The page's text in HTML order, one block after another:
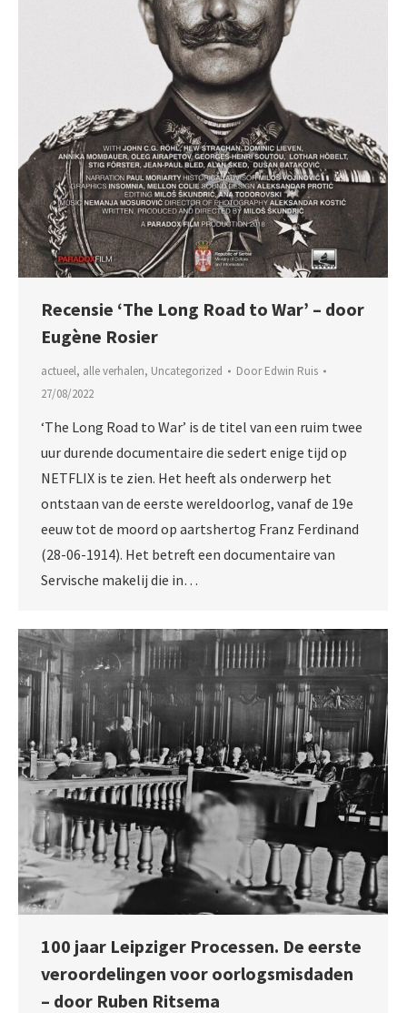
Recensie ‘The Long Road to War’ – door
Eugène Rosier
actueel, alle verhalen, Uncategorized DoorEdwin Ruis
27/08/2022
‘The Long Road to War’ is de titel van een ruim twee
uur durende documentaire die sedert enige tijd op
NETFLIX is te zien. Het heeft als onderwerp het
ontstaan van de eerste wereldoorlog, vanaf de 19e
eeuw tot de moord op aartshertog Franz Ferdinand
(28-06-1914). Het betreft een documentaire van
Servische makelij die in…
100 jaar Leipziger Processen. De eerste
veroordelingen voor oorlogsmisdaden
– door Ruben Ritsema